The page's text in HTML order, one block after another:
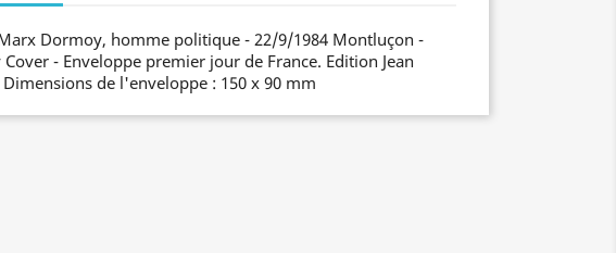
Marx Dormoy, homme politique - 22/9/1984 Montluçon -
Cover - Enveloppe premier jour de France. Edition Jean
de l'enveloppe : 150 x 90 mm